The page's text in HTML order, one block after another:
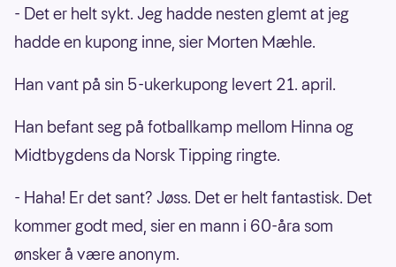
- Det er helt sykt. Jeg hadde nesten glemt at jeg
hadde en kupong inne, sier Morten Mæhle.
Han vant på sin 5-ukerkupong levert 21. april.
Han befant seg på fotballkamp mellom Hinna og
Midtbygdens da Norsk Tipping ringte.
- Haha! Er det sant? Jøss. Det er helt fantastisk. Det
kommer godt med, sier en mann i 60-åra som
ønsker å være anonym.